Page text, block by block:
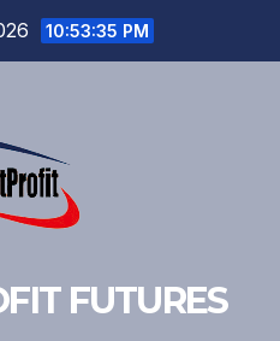
10:53:35 PM
FUTURES